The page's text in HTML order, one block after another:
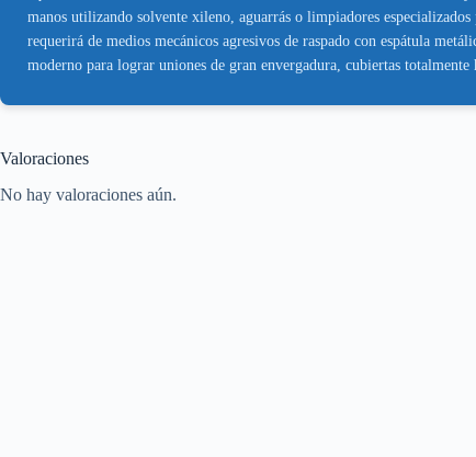
manos utilizando solvente xileno, aguarrás o limpiadores
requerirá de medios mecánicos agresivos de raspado con espátula
moderno para lograr uniones de gran envergadura, cubiertas
Valoraciones
No hay valoraciones aún.